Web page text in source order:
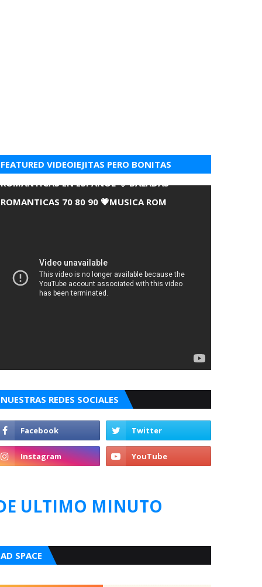
FEATURED VIDEOIEJITAS PERO BONITAS
ROMANTICAS EN ESPANOL 💘 BALADAS
ROMANTICAS 70 80 90 💗MUSICA ROM
NUESTRAS REDES SOCIALES
ULTIMO MINUTO
AD SPACE